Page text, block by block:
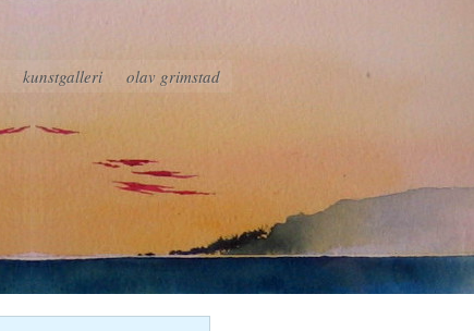
kunstgalleri olav grimstad